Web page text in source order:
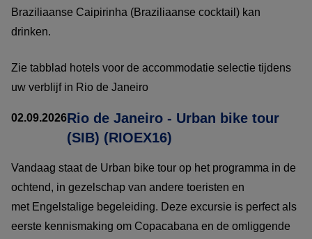
Braziliaanse Caipirinha (Braziliaanse cocktail) kan
drinken.
Zie tabblad hotels voor de accommodatie selectie tijdens
uw verblijf in Rio de Janeiro
02.09.2026Rio de Janeiro - Urban bike tour
(SIB) (RIOEX16)
Vandaag staat de Urban bike tour op het programma in de
ochtend, in gezelschap van andere toeristen en
met Engelstalige begeleiding. Deze excursie is perfect als
eerste kennismaking om Copacabana en de omliggende